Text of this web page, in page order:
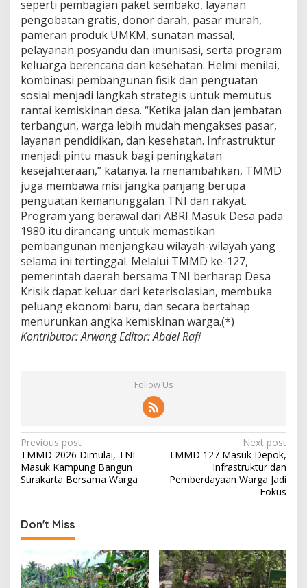
seperti pembagian paket sembako, layanan
pengobatan gratis, donor darah, pasar murah,
pameran produk UMKM, sunatan massal,
pelayanan posyandu dan imunisasi, serta program
keluarga berencana dan kesehatan. Helmi menilai,
kombinasi pembangunan fisik dan penguatan
sosial menjadi langkah strategis untuk memutus
rantai kemiskinan desa. “Ketika jalan dan jembatan
terbangun, warga lebih mudah mengakses pasar,
layanan pendidikan, dan kesehatan. Infrastruktur
menjadi pintu masuk bagi peningkatan
kesejahteraan,” katanya. Ia menambahkan, TMMD
juga membawa misi jangka panjang berupa
penguatan kemanunggalan TNI dan rakyat.
Program yang berawal dari ABRI Masuk Desa pada
1980 itu dirancang untuk memastikan
pembangunan menjangkau wilayah-wilayah yang
selama ini tertinggal. Melalui TMMD ke-127,
pemerintah daerah bersama TNI berharap Desa
Krisik dapat keluar dari keterisolasian, membuka
peluang ekonomi baru, dan secara bertahap
menurunkan angka kemiskinan warga.(*)
Kontributor: ArwangEditor: Abdel Rafi
Follow Us
P
o
s
n
a
v
i
Previous post
TMMD 2026 Dimulai, TNI
Masuk Kampung Bangun
Surakarta Bersama Warga
Next post
TMMD 127 Masuk Depok,
Infrastruktur dan
Pemberdayaan Warga Jadi
Fokus
Don't Miss